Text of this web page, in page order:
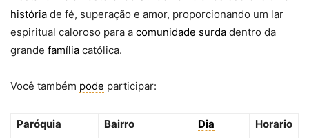
história de fé, superação e amor, proporcionando um lar
espiritual caloroso para a comunidade surda dentro da
grande família católica.
Você também pode participar:
Paróquia Bairro Dia Horario